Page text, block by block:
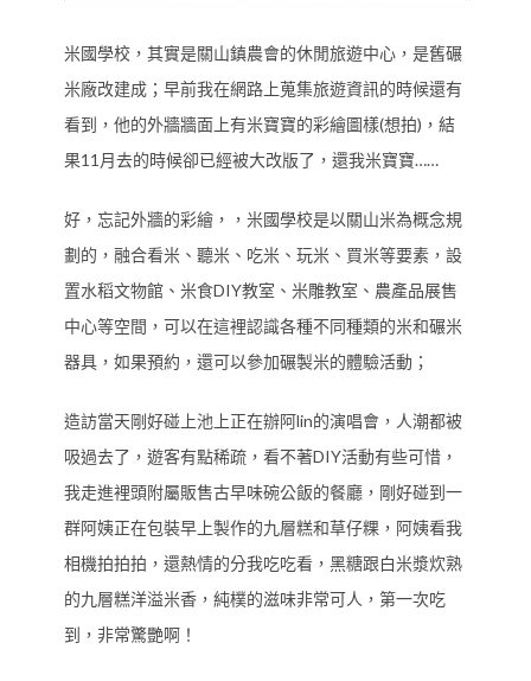
米國學校，其實是關山鎮農會的休閒旅遊中心，是舊碾
米廠改建成；早前我在網路上蒐集旅遊資訊的時候還有
看到，他的外牆牆面上有米寶寶的彩繪圖樣(想拍)，結
果11月去的時候卻已經被大改版了，還我米寶寶……
好，忘記外牆的彩繪，，米國學校是以關山米為概念規
劃的，融合看米、聽米、吃米、玩米、買米等要素，設
置水稻文物館、米食DIY教室、米雕教室、農產品展售
中心等空間，可以在這裡認識各種不同種類的米和碾米
器具，如果預約，還可以參加碾製米的體驗活動；
造訪當天剛好碰上池上正在辦阿lin的演唱會，人潮都被
吸過去了，遊客有點稀疏，看不著DIY活動有些可惜，
我走進裡頭附屬販售古早味碗公飯的餐廳，剛好碰到一
群阿姨正在包裝早上製作的九層糕和草仔粿，阿姨看我
相機拍拍拍，還熱情的分我吃吃看，黑糖跟白米漿炊熟
的九層糕洋溢米香，純樸的滋味非常可人，第一次吃
到，非常驚艷啊！